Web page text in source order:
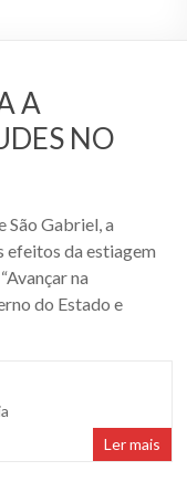
A
NO
São Gabriel, a
efeitos da estiagem
na
do Estado e
Ler mais